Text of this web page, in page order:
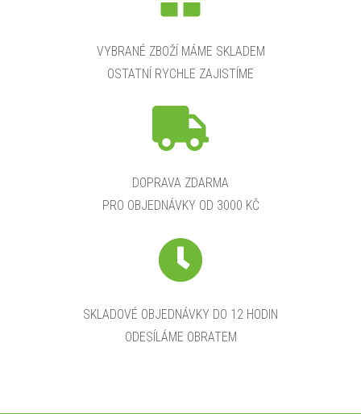
VYBRANÉ ZBOŽÍ MÁME SKLADEM
OSTATNÍ RYCHLE ZAJISTÍME
DOPRAVA ZDARMA
PRO OBJEDNÁVKY OD 3000 KČ
SKLADOVÉ OBJEDNÁVKY DO 12 HODIN
ODESÍLÁME OBRATEM